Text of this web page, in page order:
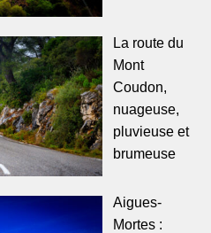
La route du
Mont
Coudon,
nuageuse,
pluvieuse et
brumeuse
Aigues-
Mortes :